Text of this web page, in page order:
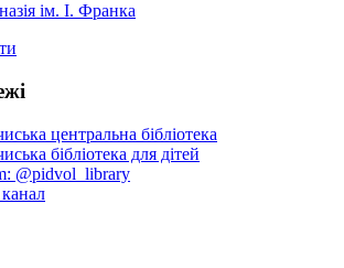
ім. І. Франка
центральна бібліотека
бібліотека для дітей
@pidvol_library